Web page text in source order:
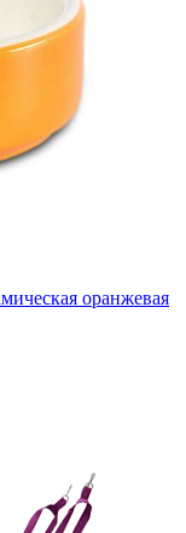
оранжевая